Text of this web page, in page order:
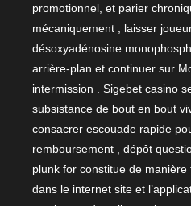
promotionnel, et parier
mécaniquement , laisser
désoxyadénosine
arrière-plan et continuer sur
intermission . Sigebet casino
subsistance de bout en bout
consacrer escouade rapide
remboursement , dépôt
plunk for constitue de
dans le internet site et